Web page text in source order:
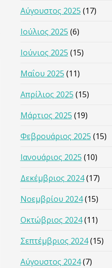
Αύγουστος 2025 (17)
Ιούλιος 2025 (6)
Ιούνιος 2025 (15)
Μαΐου 2025 (11)
Απρίλιος 2025 (15)
Μάρτιος 2025 (19)
Φεβρουάριος 2025 (15)
Ιανουάριος 2025 (10)
Δεκέμβριος 2024(17)
Νοεμβρίου 2024(15)
Οκτώβριος 2024(11)
Σεπτέμβριος 2024(15)
Αύγουστος 2024(7)